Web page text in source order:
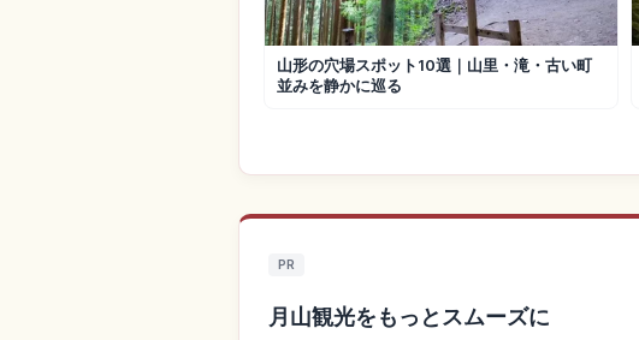
山形の穴場スポット10選｜山里・滝・古い町
並みを静かに巡る
PR
月山観光をもっとスムーズに